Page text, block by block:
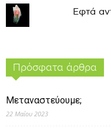
Εφτά
Πρόσφατα άρθρα
Μεταναστεύουμε;
22 Μαΐου 2023